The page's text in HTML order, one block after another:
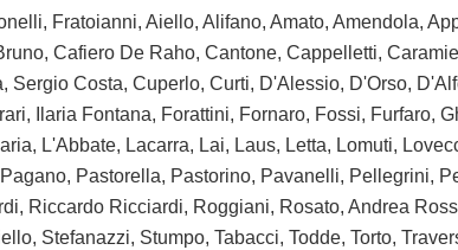
Fratoianni, Aiello, Alifano, Amato, Amendola,
Cafiero De Raho, Cantone, Cappelletti,
Costa, Cuperlo, Curti, D'Alessio, D'Orso,
Ilaria Fontana, Forattini, Fornaro, Fossi, Furfaro,
L'Abbate, Lacarra, Lai, Laus, Letta, Lomuti,
Pastorella, Pastorino, Pavanelli, Pellegrini,
Riccardo Ricciardi, Roggiani, Rosato, Andrea
Stefanazzi, Stumpo, Tabacci, Todde, Torto,